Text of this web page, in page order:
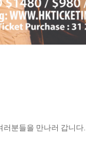
러분들을 만나러 갑니다.